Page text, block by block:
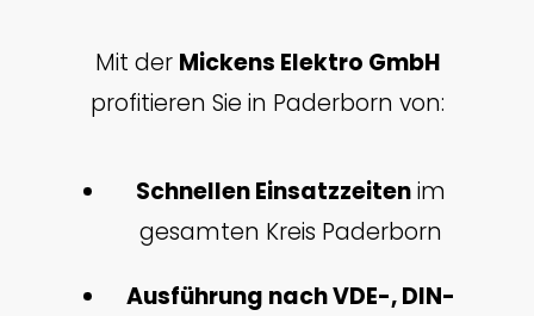
Mit der Mickens Elektro GmbH
profitieren Sie in Paderborn von:
Schnellen Einsatzzeitenim
gesamten Kreis Paderborn
Ausführung nach VDE-, DIN-